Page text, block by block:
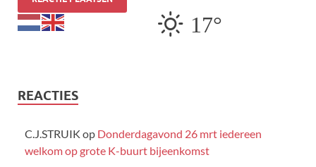
17°
REACTIES
C.J.STRUIK op Donderdagavond 26 mrt iedereen
welkom op grote K-buurt bijeenkomst